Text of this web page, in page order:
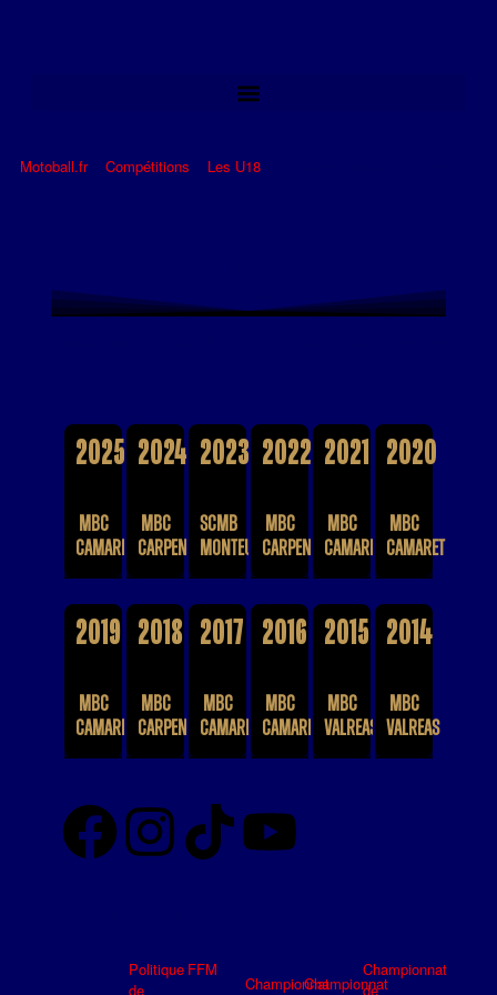
Motoball.fr> Compétitions Les U18
2025
MBC
CAMARET
2024
MBC
CARPENTRAS
2023
SCMB
MONTEUX
2022
MBC
CARPENTRAS
2021
MBC
CAMARET
2020
MBC
CAMARET
2019
MBC
CAMARET
2018
MBC
CARPENTRAS
2017
MBC
CAMARET
2016
MBC
CAMARET
2015
MBC
VALREAS
2014
MBC
VALREAS
Politique
de
FFM
ChampionnatChampionnat
Championnat
de